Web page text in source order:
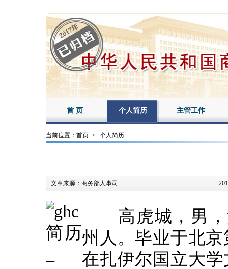
首 页 个人简历 主管工作
当前位置： 首页 > 个人简历
文章来源： 商务部人事司
高虎城，男，
州人。毕业于北
在扎伊尔国立大